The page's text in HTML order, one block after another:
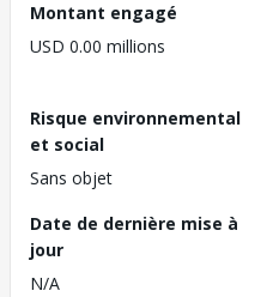
Montant engagé
USD 0.00 millions
Risque environnemental
et social
Sans objet
Date de dernière mise à
jour
N/A